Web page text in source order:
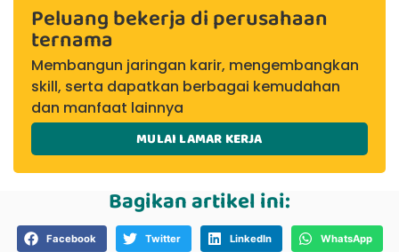
Peluang bekerja di perusahaan
ternama
Membangun jaringan karir, mengembangkan
skill, serta dapatkan berbagai kemudahan
dan manfaat lainnya
MULAI LAMAR KERJA
Bagikan artikel ini:
Facebook Twitter LinkedIn WhatsApp